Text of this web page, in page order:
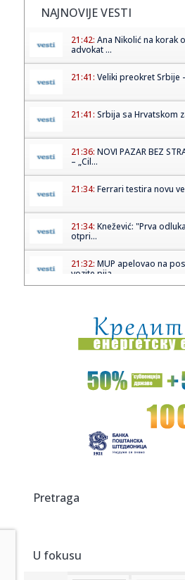
NAJNOVIJE VESTI
21:42: Ana Nikolić na korak
advokat ...
21:41: Veliki preokret Srbije
21:41: Srbija sa Hrvatskom
21:36: NOVI PAZAR BEZ
– „Cil...
21:34: Ferrari testira novu
21:34: Knežević: "Prva
otpri...
21:32: MUP apelovao na
vozite pija...
21:31:Da li je ovo
dr...
21:29:Protest povodom
Srbiji
Studenti u Pančevu
21:22:Pacovi iz Belgije
21:15:
Pretraga
U fokusu